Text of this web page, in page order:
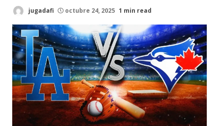
jugadafi octubre 24, 2025 1 min read